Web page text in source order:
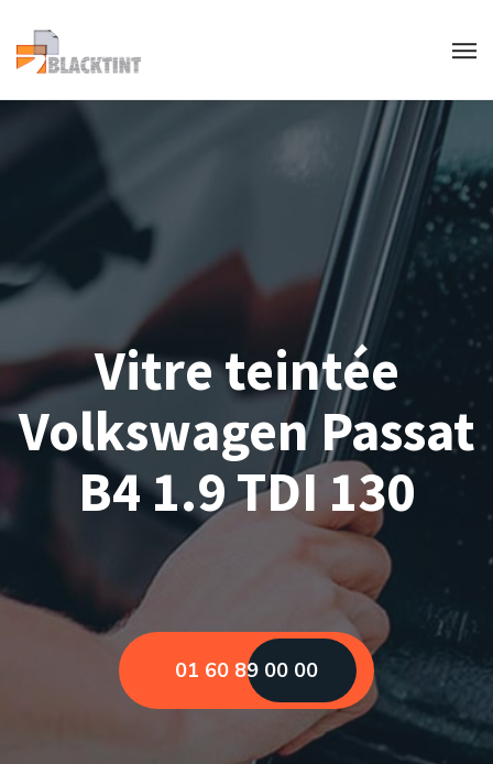
Vitre teintée
Volkswagen Passat
B4 1.9 TDI 130
01 60 89 00 00